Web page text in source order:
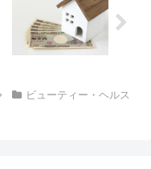
ビューティー・ヘルス